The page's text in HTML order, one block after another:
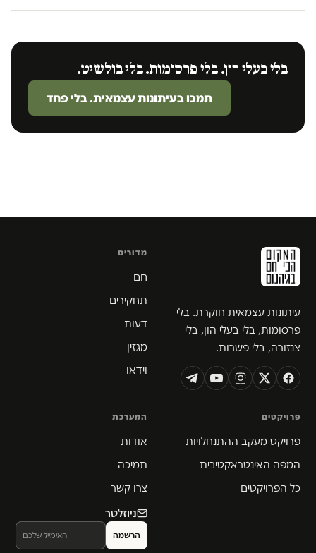
בלי בעלי הון. בלי פרסומות. בלי בולשיט.
תמכו בעיתונות עצמאית. בלי פחד
עיתונות עצמאית חוקרת. בלי
פרסומות, בלי בעלי הון, בלי
צנזורה, בלי פשרות.
מדורים
חם
תחקירים
דעות
מגזין
וידאו
פרויקטים
פרויקט מעקב ההתנחלויות
המפה האינטראקטיבית
כל הפרויקטים
המערכת
אודות
תמיכה
צרו קשר
ניוזלטר